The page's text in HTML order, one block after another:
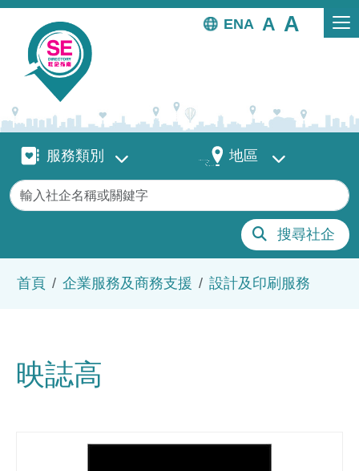
移至主內容
EN
服務類別服務類別 地區 地區
關鍵字
搜尋社企
首頁 企業服務及商務支援 設計及印刷服務
映誌高